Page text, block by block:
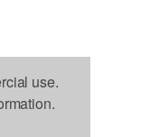
use.